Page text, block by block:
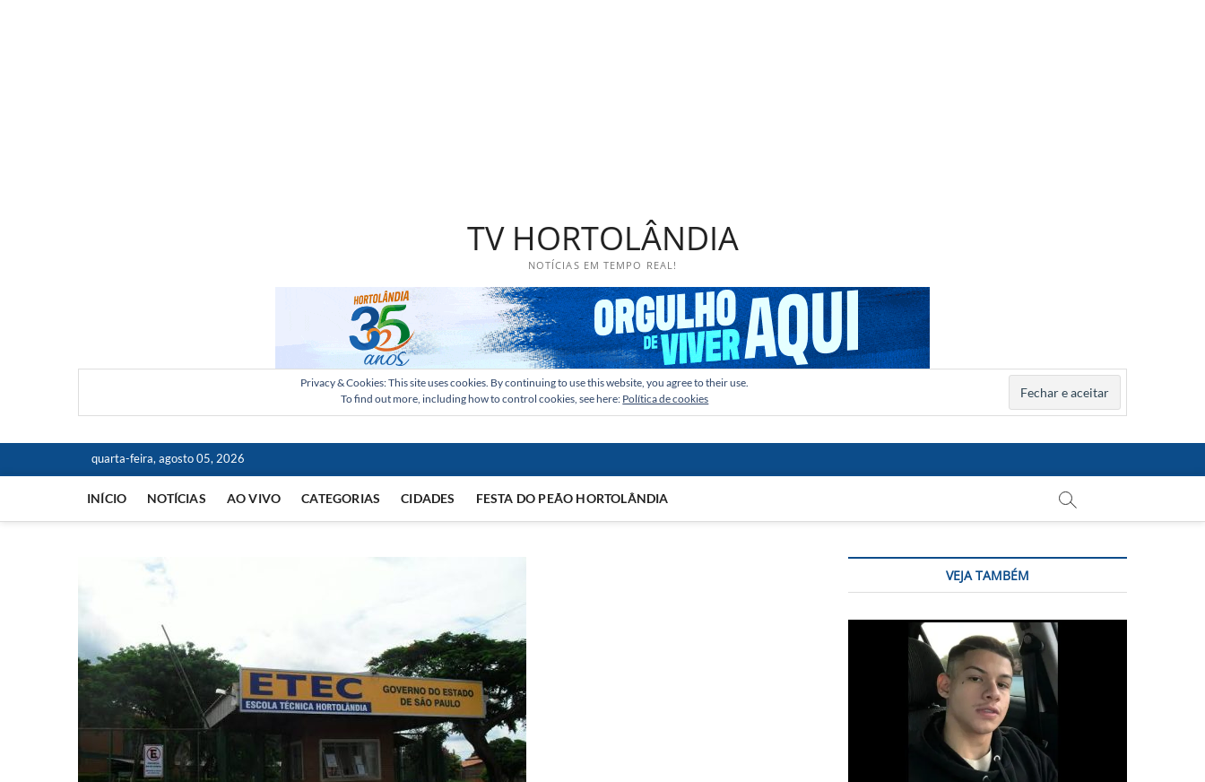
TV HORTOLÂNDIA
NOTÍCIAS EM TEMPO REAL!
Privacy & Cookies: This site uses cookies. By continuing to use this website, you agree to their use.
To find out more, including how to control cookies, see here: Política de cookies
quarta-feira, agosto 05, 2026
INÍCIO NOTÍCIAS AO VIVO CATEGORIAS CIDADES FESTA DO PEÃO HORTOLÂNDIA
VEJA TAMBÉM